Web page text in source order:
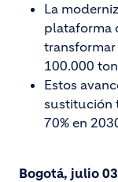
La
plataforma
transformar
100.000
Estos
sustitución
70% en
Bogotá, julio